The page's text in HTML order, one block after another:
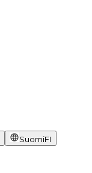
SuomiFI